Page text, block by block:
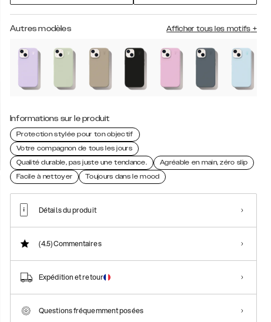
Autres modèles Afficher tous les motifs +
Informations sur le produit
Protection stylée pour ton objectif
Votre compagnon de tous les jours
Qualité durable, pas juste une tendance.
Agréable en main, zéro slip
Facile à nettoyer
Toujours dans le mood
Détails du produit
(4.5)Commentaires
Expédition et retour
Questions fréquemment posées